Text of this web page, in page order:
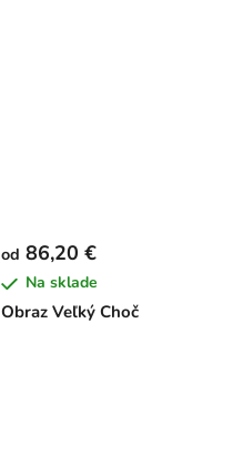
Obraz Veľký Choč
od 86,20 €
Na sklade